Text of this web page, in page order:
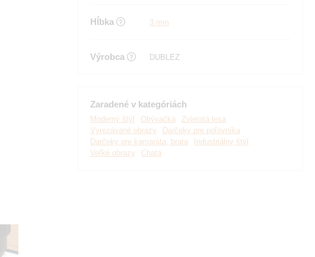
Hĺbka 3 mm
Výrobca DUBLEZ
Zaradené v kategóriách
Moderný štýl Obývačka
Zvieratá lesa
Vyrezávané obrazy
Darčeky pre poľovníka
Darčeky pre kamaráta, brata
Industriálny štýl
Veľké obrazy
Chata